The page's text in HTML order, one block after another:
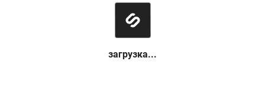
загрузка...